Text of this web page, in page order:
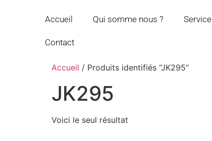
Accueil Qui somme nous ? Service
Contact
Accueil / Produits identifiés “JK295”
JK295
Voici le seul résultat